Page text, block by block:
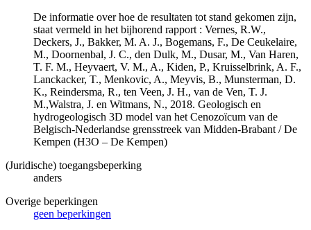
De informatie over hoe de resultaten tot stand gekomen zijn,
staat vermeld in het bijhorend rapport : Vernes, R.W.,
Deckers, J., Bakker, M. A. J., Bogemans, F., De Ceukelaire,
M., Doornenbal, J. C., den Dulk, M., Dusar, M., Van Haren,
T. F. M., Heyvaert, V. M., A., Kiden, P., Kruisselbrink, A. F.,
Lanckacker, T., Menkovic, A., Meyvis, B., Munsterman, D.
K., Reindersma, R., ten Veen, J. H., van de Ven, T. J.
M.,Walstra, J. en Witmans, N., 2018. Geologisch en
hydrogeologisch 3D model van het Cenozoïcum van de
Belgisch-Nederlandse grensstreek van Midden-Brabant / De
Kempen (H3O – De Kempen)
(Juridische) toegangsbeperking
anders
Overige beperkingen
geen beperkingen